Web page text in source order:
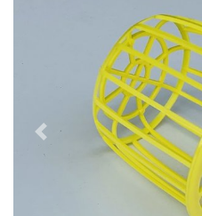
Vorige